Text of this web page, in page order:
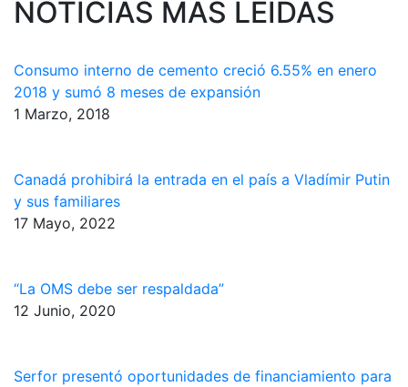
NOTICIAS MAS LEIDAS
Consumo interno de cemento creció 6.55% en enero
2018 y sumó 8 meses de expansión
1 Marzo, 2018
Canadá prohibirá la entrada en el país a Vladímir Putin
y sus familiares
17 Mayo, 2022
“La OMS debe ser respaldada”
12 Junio, 2020
Serfor presentó oportunidades de financiamiento para